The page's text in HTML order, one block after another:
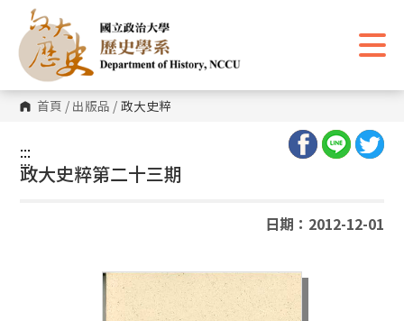
主
要
內
區
塊 首頁 / 出版品 / 政大史粹
:::
:::
政大史粹第二十三期
日期：2012-12-01